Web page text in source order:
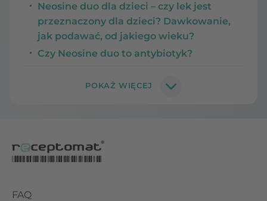
Neosine duo dla dzieci – czy lek jest
przeznaczony dla dzieci? Dawkowanie,
jak podawać, od jakiego wieku?
Czy Neosine duo to antybiotyk?
FAQ